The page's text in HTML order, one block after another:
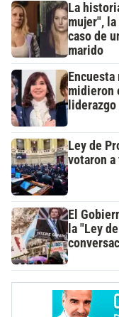
La
mujer",
caso de
marido
midieron
Ley de
votaron a
El
la "Ley